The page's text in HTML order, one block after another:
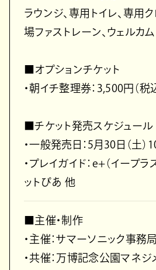
ラウンジ、専用トイレ、専用
場ファストレーン、ウェルカム
■オプションチケット
・朝イチ整理券：3,500円（税
■チケット発売スケジュール
・一般発売日：5月30日（土）
・プレイガイド：e+（イープラ
ットぴあ 他
■主催・制作
・主催：サマーソニック事務局
・共催：万博記念公園マネジ